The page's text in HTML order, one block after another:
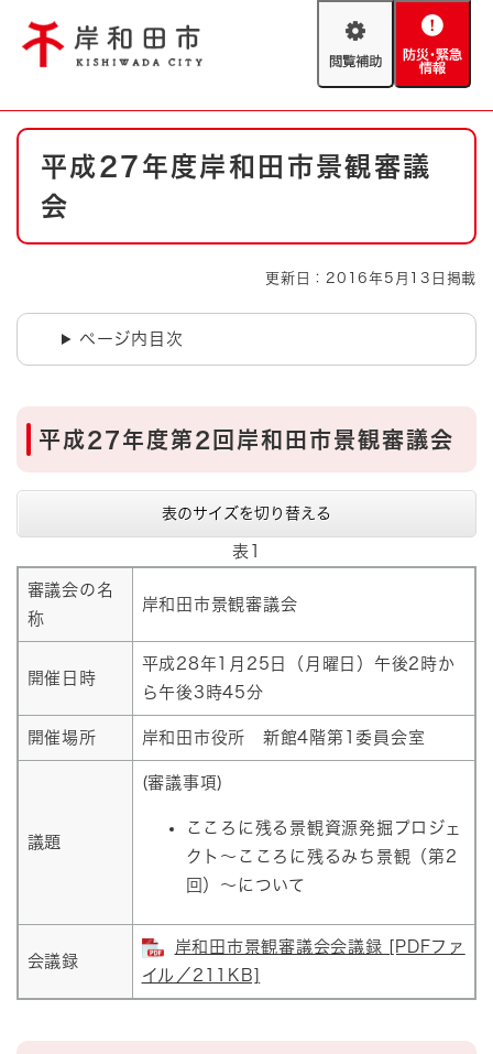
閲
助
防
緊
情
やさしい日本語
防災・緊急情報 救急・消防
本
平成27年度岸和田市景観審議
会
更新日：2016年5月13日掲載
ページ内目次
平成27年度第2回岸和田市景観審議会
表のサイズを切り替える
表1
審議会の名
称
岸和田市景観審議会
開催日時
平成28年1月25日（月曜日）午後2時か
ら午後3時45分
開催場所 岸和田市役所 新館4階第1委員会室
議題
(審議事項)
こころに残る景観資源発掘プロジェ
クト～こころに残るみち景観（第2
回）～について
会議録
岸和田市景観審議会会議録 [PDFファ
イル／211KB]